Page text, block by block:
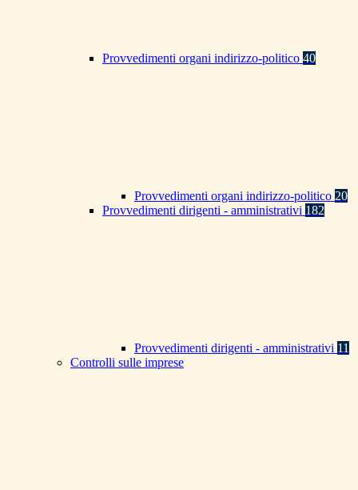
Provvedimenti organi indirizzo-politico 40
Provvedimenti organi indirizzo-politico 20
Provvedimenti dirigenti - amministrativi 182
Provvedimenti dirigenti - amministrativi 11
Controlli sulle imprese